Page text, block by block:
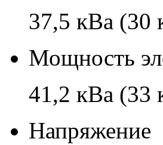
37,5 кВа (30
Мощность
41,2 кВа (33
Напряжение